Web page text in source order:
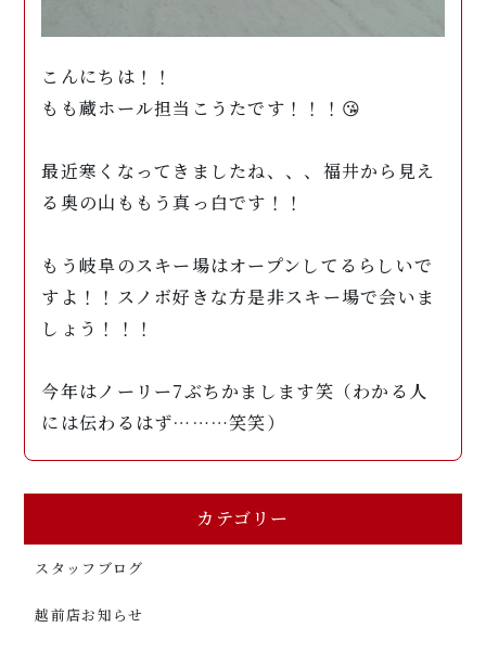
こんにちは！！
もも蔵ホール担当こうたです！！！😘
最近寒くなってきましたね、、、福井から見え
る奥の山ももう真っ白です！！
もう岐阜のスキー場はオープンしてるらしいで
すよ！！スノボ好きな方是非スキー場で会いま
しょう！！！
今年はノーリー7ぶちかまします笑（わかる人
には伝わるはず………笑笑）
カテゴリー
スタッフブログ
越前店お知らせ